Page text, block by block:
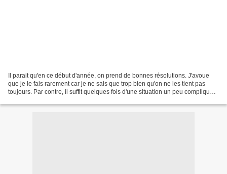
Il parait qu'en ce début d'année, on prend de bonnes résolutions. J'avoue
que je le fais rarement car je ne sais que trop bien qu'on ne les tient pas
toujours. Par contre, il suffit quelques fois d'une situation un peu compliquée,